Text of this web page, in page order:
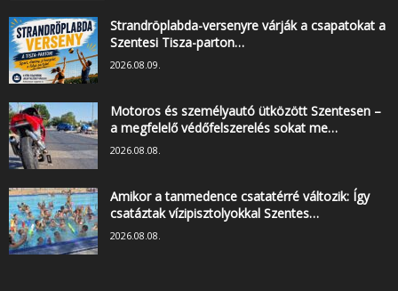
Strandröplabda-versenyre várják a csapatokat a
Szentesi Tisza-parton…
2026.08.09.
Motoros és személyautó ütközött Szentesen –
a megfelelő védőfelszerelés sokat me…
2026.08.08.
Amikor a tanmedence csatatérré változik: Így
csatáztak vízipisztolyokkal Szentes…
2026.08.08.